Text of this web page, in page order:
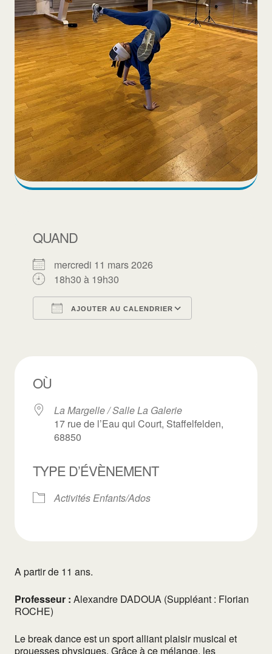
QUAND
mercredi 11 mars 2026
18h30 à 19h30
AJOUTER AU CALENDRIER
OÙ
La Margelle / Salle La Galerie
17 rue de l’Eau qui Court, Staffelfelden,
68850
TYPE D’ÉVÈNEMENT
Activités Enfants/Ados
A partir de 11 ans.
Professeur : Alexandre DADOUA (Suppléant : Florian
ROCHE)
Le break dance est un sport alliant plaisir musical et
prouesses physiques. Grâce à ce mélange, les